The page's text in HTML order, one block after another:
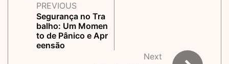
PREVIOUS
Segurança no Tra
balho: Um Momen
to de Pânico e Apr
eensão
Next